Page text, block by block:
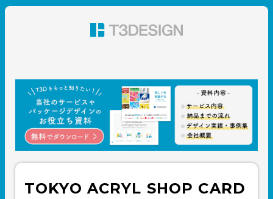
ン 株式会社T3デザイン
TOKYO ACRYL SHOP CARD